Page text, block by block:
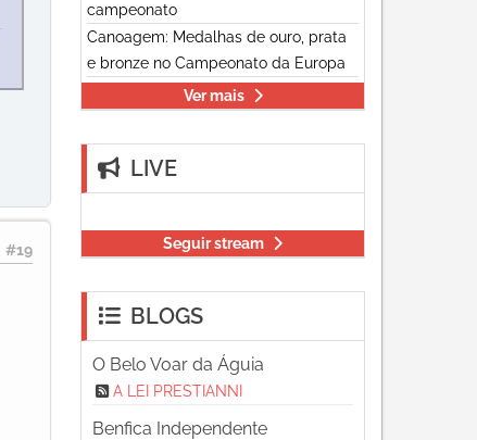
#19
campeonato
Canoagem: Medalhas de ouro, prata
e bronze no Campeonato da Europa
Ver mais
LIVE
Seguir stream
BLOGS
O Belo Voar da Águia
A LEI PRESTIANNI
Benfica Independente